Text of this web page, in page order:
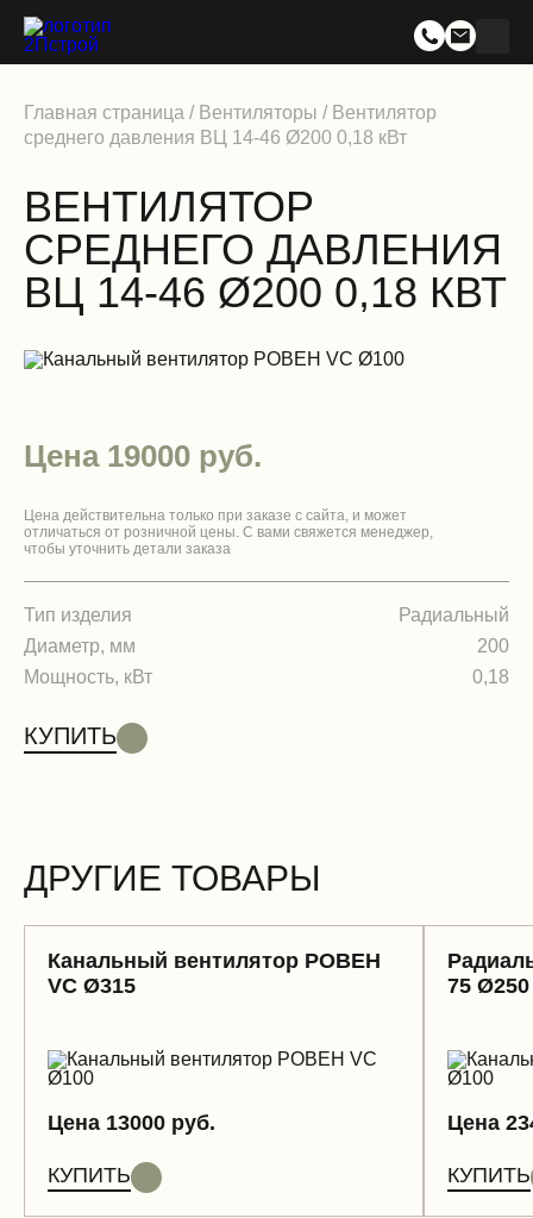
Главная страница / Вентиляторы / Вентилятор
среднего давления ВЦ 14-46 Ø200 0,18 кВт
ВЕНТИЛЯТОР
СРЕДНЕГО ДАВЛЕНИЯ
ВЦ 14-46 Ø200 0,18 КВТ
Цена 19000 руб.
Цена действительна только при заказе с сайта, и может
отличаться от розничной цены. С вами свяжется менеджер,
чтобы уточнить детали заказа
Тип изделия
Радиальный
Диаметр, мм
200
Мощность, кВт
0,18
КУПИТЬ
ДРУГИЕ ТОВАРЫ
Канальный вентилятор РОВЕН
VC Ø315
Цена 13000 руб.
КУПИТЬ
75
Цена
КУПИТЬ